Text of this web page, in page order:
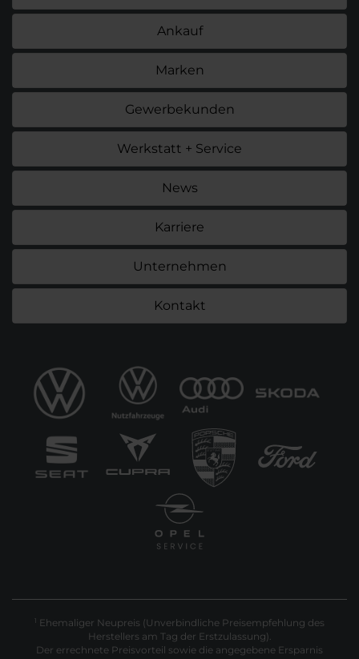
Ankauf
Marken
Gewerbekunden
Werkstatt + Service
News
Karriere
Unternehmen
Kontakt
1 Ehemaliger Neupreis (Unverbindliche Preisempfehlung des
Herstellers am Tag der Erstzulassung).
Der errechnete Preisvorteil sowie die angegebene Ersparnis